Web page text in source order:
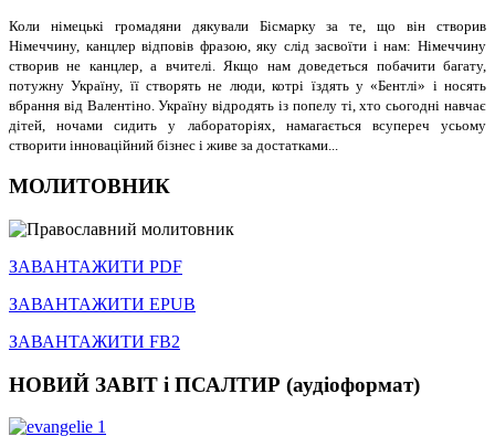
Коли німецькі громадяни дякували Бісмарку за те, що він створив
Німеччину, канцлер відповів фразою, яку слід засвоїти і нам: Німеччину
створив не канцлер, а вчителі. Якщо нам доведеться побачити багату,
потужну Україну, її створять не люди, котрі їздять у «Бентлі» і носять
вбрання від Валентіно. Україну відродять із попелу ті, хто сьогодні навчає
дітей, ночами сидить у лабораторіях, намагається всупереч усьому
створити інноваційний бізнес і живе за достатками...
МОЛИТОВНИК
ЗАВАНТАЖИТИ PDF
ЗАВАНТАЖИТИ EPUB
ЗАВАНТАЖИТИ FB2
НОВИЙ ЗАВІТ і ПСАЛТИР (аудіоформат)